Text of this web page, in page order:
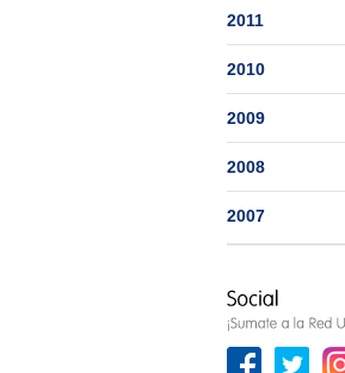
2011
2010
2009
2008
2007